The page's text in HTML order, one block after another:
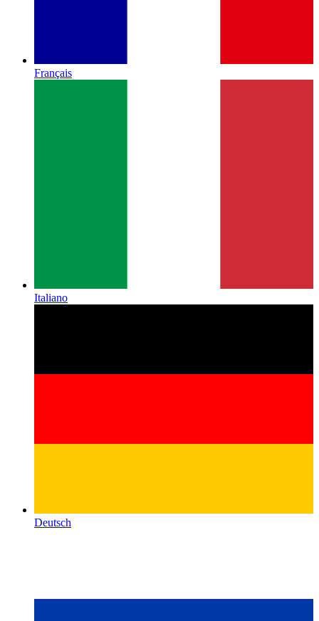
Français
Italiano
Deutsch